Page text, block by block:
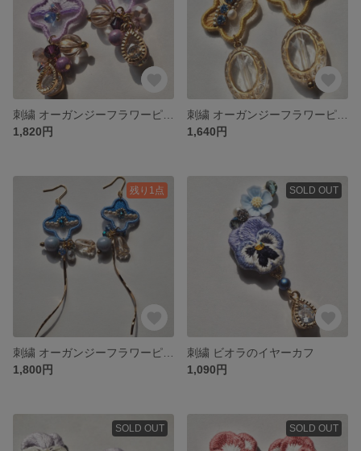
1,820円
1,640円
残り1点
1,800円
SOLD OUT
刺繍 ビオラのイヤーカフ
1,090円
SOLD OUT SOLD OUT